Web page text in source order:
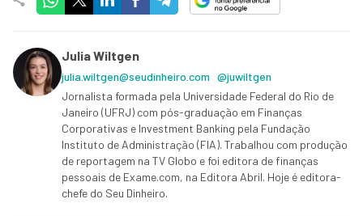
Julia Wiltgen
julia.wiltgen@seudinheiro.com @juwiltgen
Jornalista formada pela Universidade Federal do Rio de
Janeiro (UFRJ) com pós-graduação em Finanças
Corporativas e Investment Banking pela Fundação
Instituto de Administração (FIA). Trabalhou com produção
de reportagem na TV Globo e foi editora de finanças
pessoais de Exame.com, na Editora Abril. Hoje é editora-
chefe do Seu Dinheiro.